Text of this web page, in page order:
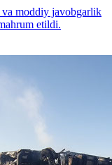
moddiy javobgarlik
etildi.